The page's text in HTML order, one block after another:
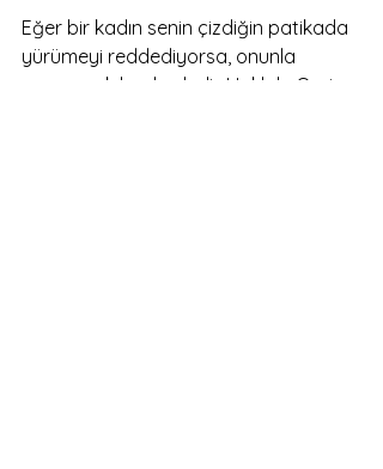
Eğer bir kadın senin çizdiğin patikada
yürümeyi reddediyorsa, onunla
çarpışmak beyhudedir. Haklıdır O; zira